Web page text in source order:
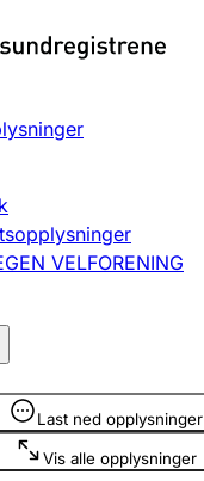
til
slette
slette
VELFORENING
Last ned opplysninger
Vis alle opplysninger
skjult